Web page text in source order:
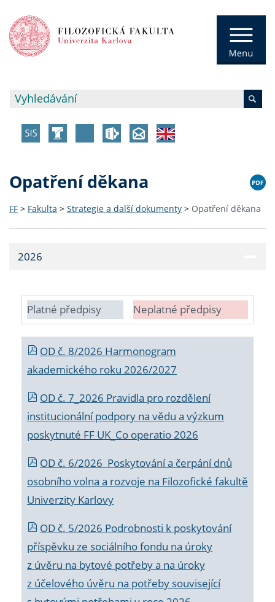
Opatření děkana
FF > Fakulta > Strategie a další dokumenty > Opatření děkana
2026
Platné předpisy Neplatné předpisy
OD č. 8/2026 Harmonogram
akademického roku 2026/2027
OD č. 7_2026 Pravidla pro rozdělení
institucionální podpory na vědu a výzkum
poskytnuté FF UK_Co operatio 2026
OD č. 6/2026 Poskytování a čerpání dnů
osobního volna a rozvoje na Filozofické fakultě
Univerzity Karlovy
OD č. 5/2026 Podrobnosti k poskytování
příspěvku ze sociálního fondu na úroky
z úvěru na bytové potřeby a na úroky
z účelového úvěru na potřeby související